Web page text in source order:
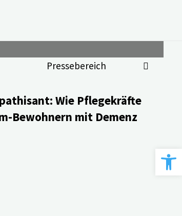
Pressebereich
Wie Pflegekräfte
Bewohnern mit Demenz